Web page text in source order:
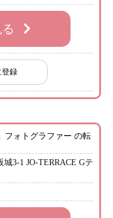
登録
フォトグラファー の転
3-1 JO-TERRACE Gテ